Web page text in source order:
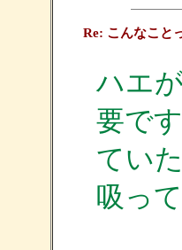
Re: こんなこと
ハエ
要で
てい
吸っ